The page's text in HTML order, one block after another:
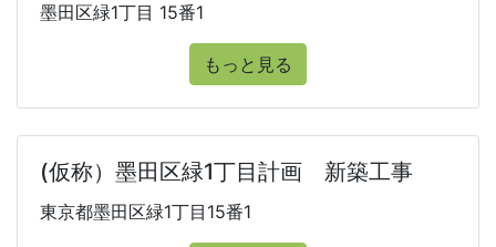
墨田区緑1丁目 15番1
もっと見る
(仮称）墨田区緑1丁目計画 新築工事
東京都墨田区緑1丁目15番1